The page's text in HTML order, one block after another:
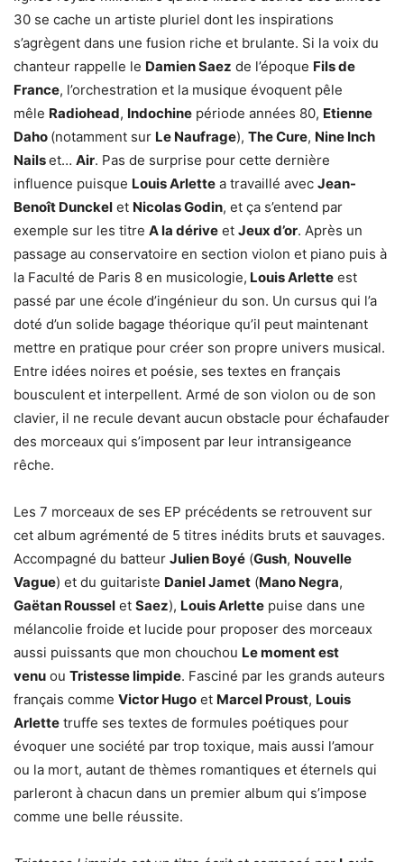
30 se cache un artiste pluriel dont les inspirations
s’agrègent dans une fusion riche et brulante. Si la voix du
chanteur rappelle le Damien Saez de l’époque Fils de
France, l’orchestration et la musique évoquent pêle
mêle Radiohead, Indochine période années 80, Etienne
Daho (notamment sur Le Naufrage), The Cure, Nine Inch
Nailset… Air. Pas de surprise pour cette dernière
influence puisque Louis Arlette a travaillé avec Jean-
Benoît Dunckel et Nicolas Godin, et ça s’entend par
exemple sur les titre A la dérive et Jeux d’or. Après un
passage au conservatoire en section violon et piano puis à
la Faculté de Paris 8 en musicologie, Louis Arlette est
passé par une école d’ingénieur du son. Un cursus qui l’a
doté d’un solide bagage théorique qu’il peut maintenant
mettre en pratique pour créer son propre univers musical.
Entre idées noires et poésie, ses textes en français
bousculent et interpellent. Armé de son violon ou de son
clavier, il ne recule devant aucun obstacle pour échafauder
des morceaux qui s’imposent par leur intransigeance
rêche.
Les 7 morceaux de ses EP précédents se retrouvent sur
cet album agrémenté de 5 titres inédits bruts et sauvages.
Accompagné du batteur Julien Boyé (Gush, Nouvelle
Vague) et du guitariste Daniel Jamet (Mano Negra,
Gaëtan Roussel et Saez), Louis Arlette puise dans une
mélancolie froide et lucide pour proposer des morceaux
aussi puissants que mon chouchou Le moment est
venu ou Tristesse limpide. Fasciné par les grands auteurs
français comme Victor Hugo et Marcel Proust, Louis
Arlette truffe ses textes de formules poétiques pour
évoquer une société par trop toxique, mais aussi l’amour
ou la mort, autant de thèmes romantiques et éternels qui
parleront à chacun dans un premier album qui s’impose
comme une belle réussite.